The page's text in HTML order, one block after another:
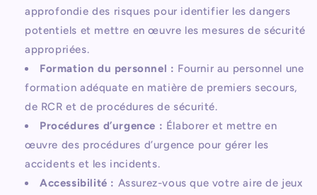
approfondie des risques pour identifier les dangers
potentiels et mettre en œuvre les mesures de sécurité
appropriées.
Formation du personnel : Fournir au personnel une
formation adéquate en matière de premiers secours,
de RCR et de procédures de sécurité.
Procédures d’urgence : Élaborer et mettre en
œuvre des procédures d’urgence pour gérer les
accidents et les incidents.
Accessibilité : Assurez-vous que votre aire de jeux